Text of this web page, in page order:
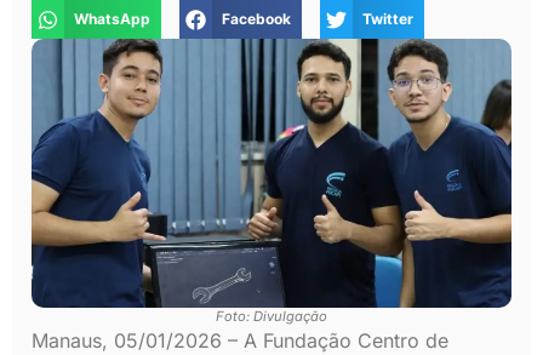
WhatsApp Facebook Twitter
Foto: Divulgação
Manaus, 05/01/2026 – A Fundação Centro de